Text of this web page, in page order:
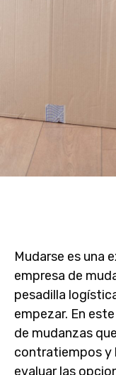
Mudarse es una
empresa de
pesadilla
empezar. En
de mudanzas
contratiempos y
evaluar las